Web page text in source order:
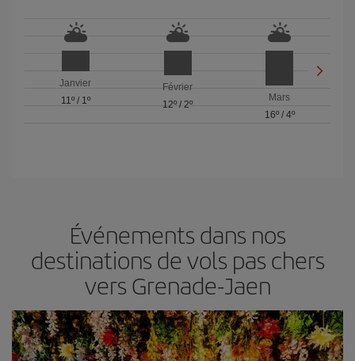
Janvier
11º/ 1º
Février
12º / 2º
Mars
16º/ 4º
Événements dans nos
destinations de vols pas chers
vers Grenade-Jaen